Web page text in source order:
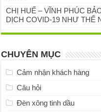
CHỊ HUẾ – VĨNH PHÚC
DỊCH COVID-19 NHƯ THẾ
CHUYÊN MỤC
Cảm nhận khách hàng
Câu hỏi
Đèn xông tinh dầu